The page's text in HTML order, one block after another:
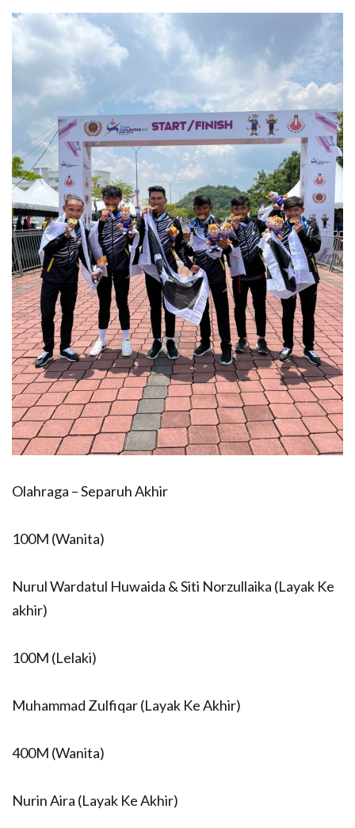
Olahraga – Separuh Akhir
100M (Wanita)
Nurul Wardatul Huwaida & Siti Norzullaika (Layak Ke
akhir)
100M (Lelaki)
Muhammad Zulfiqar (Layak Ke Akhir)
400M (Wanita)
Nurin Aira (Layak Ke Akhir)